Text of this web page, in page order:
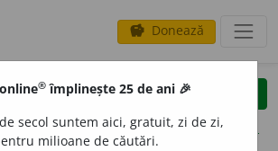
savings Donează
clear
opțiuni
® împlinește 25 de ani 🎉
secol suntem aici, gratuit, zi de zi,
milioane de căutări.